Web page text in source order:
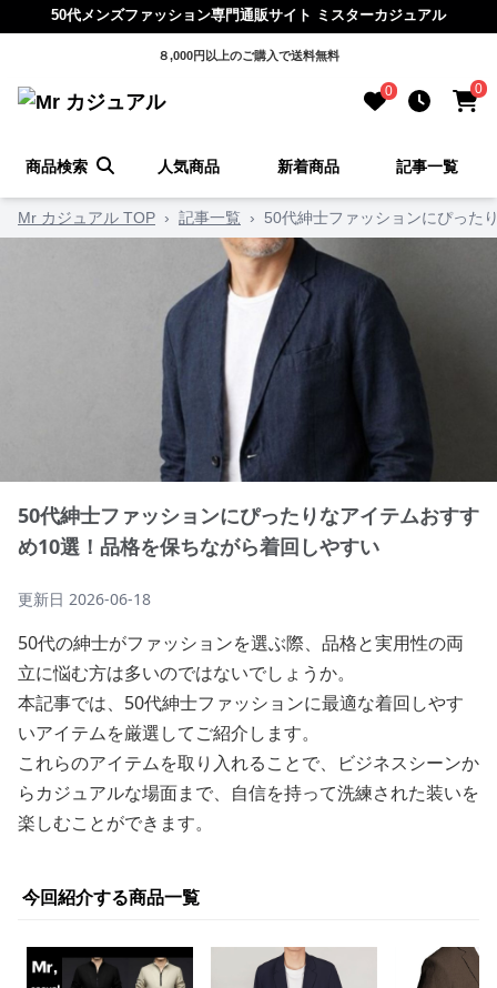
50代メンズファッション専門通販サイト ミスターカジュアル
８,000円以上のご購入で送料無料
0 0
商品検索 人気商品 新着商品 記事一覧
Mr カジュアル TOP › 記事一覧 › 50代紳士ファッションにぴった
50代紳士ファッションにぴったりなアイテムおすす
め10選！品格を保ちながら着回しやすい
更新日 2026-06-18
50代の紳士がファッションを選ぶ際、品格と実用性の両
立に悩む方は多いのではないでしょうか。
本記事では、50代紳士ファッションに最適な着回しやす
いアイテムを厳選してご紹介します。
これらのアイテムを取り入れることで、ビジネスシーンか
らカジュアルな場面まで、自信を持って洗練された装いを
楽しむことができます。
今回紹介する商品一覧